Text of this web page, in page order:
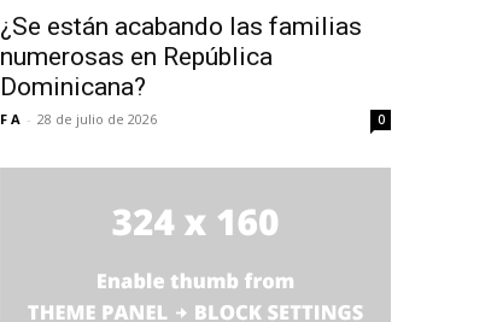
¿Se están acabando las familias
numerosas en República
Dominicana?
F A - 28 de julio de 2026 0